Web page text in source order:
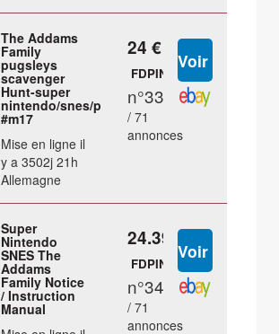
The Addams
Family
pugsleys
scavenger
Hunt-super
nintendo/snes/pal
#m17
Mise en ligne il
y a 3502j 21h
Allemagne
24 €
FDPIN
n°33
/ 71
annonces
Super
Nintendo
SNES The
Addams
Family Notice
/ Instruction
Manual
24.39 €
FDPIN
n°34
/ 71
annonces